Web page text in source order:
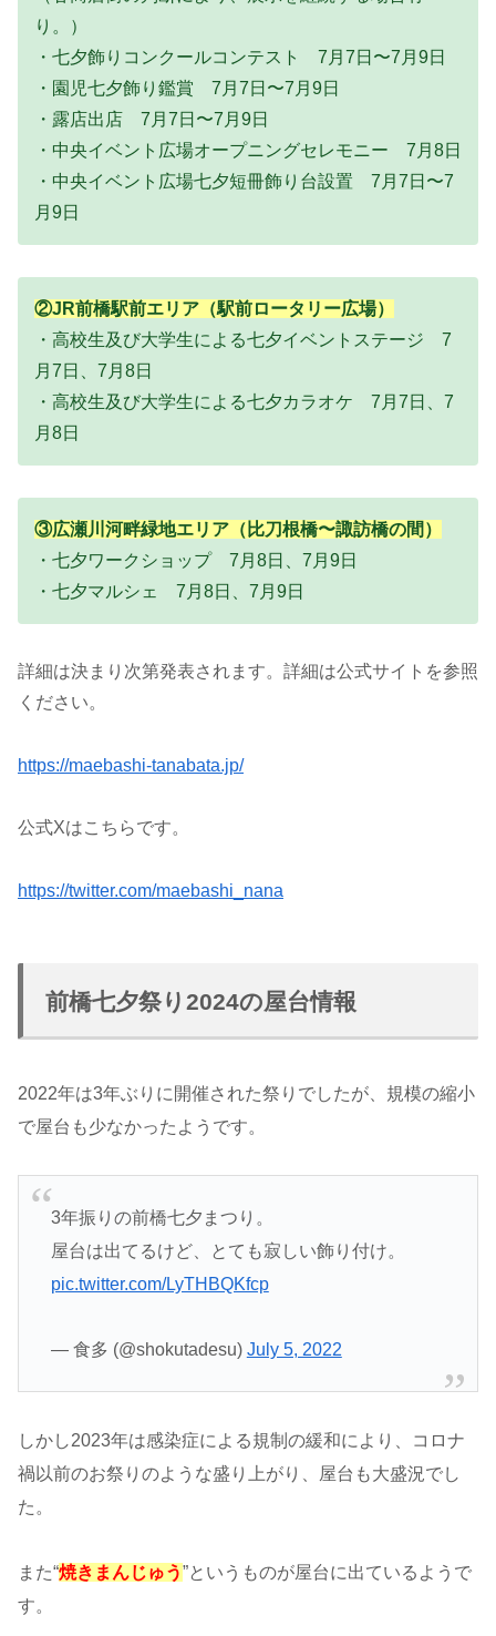
り。）
・七夕飾りコンクールコンテスト 7月7日〜7月9日
・園児七夕飾り鑑賞 7月7日〜7月9日
・露店出店 7月7日〜7月9日
・中央イベント広場オープニングセレモニー 7月8日
・中央イベント広場七夕短冊飾り台設置 7月7日〜7
月9日
②JR前橋駅前エリア（駅前ロータリー広場）
・高校生及び大学生による七夕イベントステージ 7
月7日、7月8日
・高校生及び大学生による七夕カラオケ 7月7日、7
月8日
③広瀬川河畔緑地エリア（比刀根橋〜諏訪橋の間）
・七夕ワークショップ 7月8日、7月9日
・七夕マルシェ 7月8日、7月9日
詳細は決まり次第発表されます。詳細は公式サイトを参照
ください。
https://maebashi-tanabata.jp/
公式Xはこちらです。
https://twitter.com/maebashi_nana
前橋七夕祭り2024の屋台情報
2022年は3年ぶりに開催された祭りでしたが、規模の縮小
で屋台も少なかったようです。
3年振りの前橋七夕まつり。
屋台は出てるけど、とても寂しい飾り付け。
pic.twitter.com/LyTHBQKfcp
— 食多 (@shokutadesu) July 5, 2022
しかし2023年は感染症による規制の緩和により、コロナ
禍以前のお祭りのような盛り上がり、屋台も大盛況でし
た。
また“焼きまんじゅう”というものが屋台に出ているようで
す。